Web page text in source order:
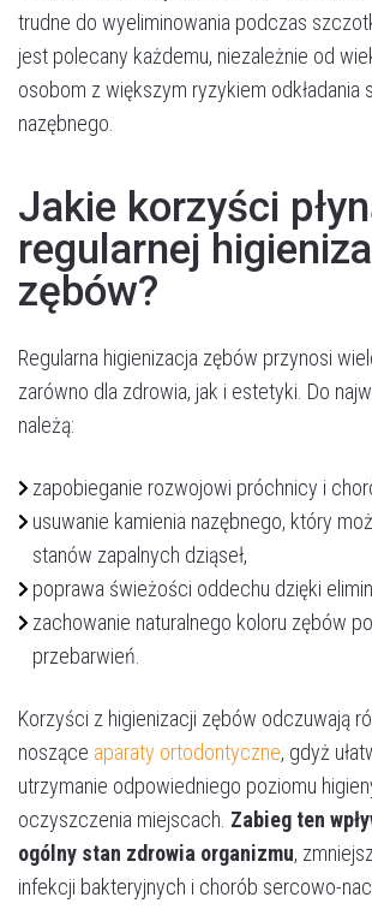
trudne do wyeliminowania podczas
jest polecany każdemu, niezależnie od
osobom z większym ryzykiem odkładania
nazębnego.
Jakie korzyści
regularnej
zębów?
Regularna higienizacja zębów przynosi
zarówno dla zdrowia, jak i estetyki. Do
należą:
zapobieganie rozwojowi próchnicy i
usuwanie kamienia nazębnego, który
stanów zapalnych dziąseł,
poprawa świeżości oddechu dzięki
zachowanie naturalnego koloru zębów
przebarwień.
Korzyści z higienizacji zębów odczuwają
noszące aparaty ortodontyczne, gdyż
utrzymanie odpowiedniego poziomu
oczyszczenia miejscach. Zabieg ten
ogólny stan zdrowia organizmu,
infekcji bakteryjnych i chorób sercowo-